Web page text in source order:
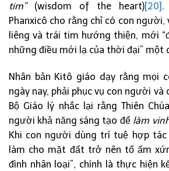
tim”(wisdom of the heart)[20] .
Phanxicô cho rằng chỉ có con
liêng và trái tim hướng thiện, mới
những điều mới lạ của thời đại” một
Nhân bản Kitô giáo dạy rằng mọi
ngày nay, phải phục vụ con người và
Bộ Giáo lý nhắc lại rằng Thiên
người khả năng sáng tạo để làm
Khi con người dùng trí tuệ hợp tác
làm cho mặt đất trở nên tổ ấm
đình nhân loại”, chính là thực hiện